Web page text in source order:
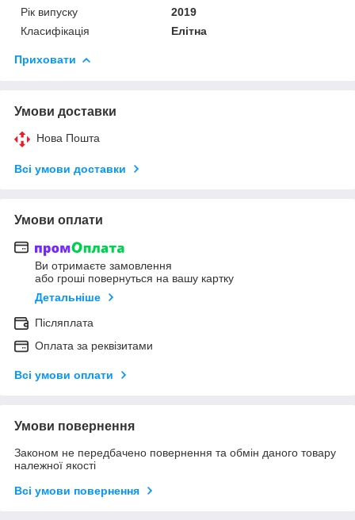
Рік випуску
2019
Класифікація
Елітна
Приховати
Умови доставки
Нова Пошта
Всі умови доставки
Умови оплати
Ви отримаєте замовлення
або гроші повернуться на вашу картку
Детальніше
Післяплата
Оплата за реквізитами
Всі умови оплати
Умови повернення
Законом не передбачено повернення та обмін даного товару
належної якості
Всі умови повернення